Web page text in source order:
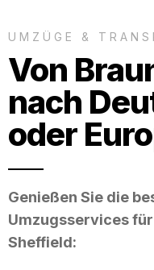
UMZÜGE &
Von
nach
oder
Genießen Sie die
Umzugsservices
Sheffield: